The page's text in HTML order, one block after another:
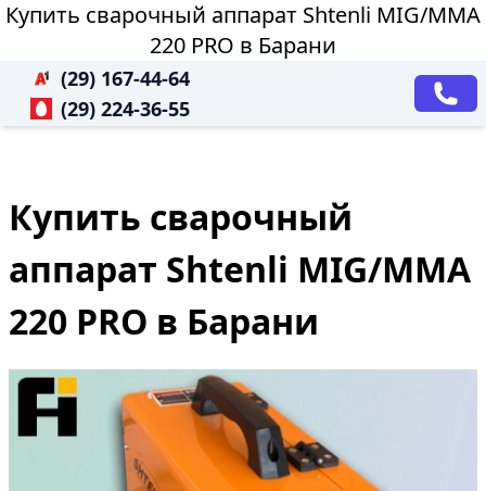
Купить сварочный аппарат Shtenli МIG/MMA
220 PRO в Барани
(29) 167-44-64
(29) 224-36-55
Купить сварочный
аппарат Shtenli МIG/MMA
220 PRO в Барани